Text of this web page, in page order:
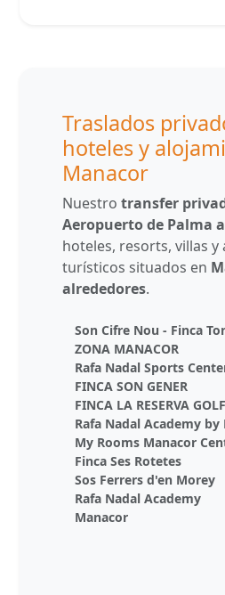
Traslados
hoteles y
Manacor
Nuestro transfer
Aeropuerto de Palma
hoteles, resorts, villas
turísticos situados en
alrededores.
Son Cifre Nou - Finca
ZONA MANACOR
Rafa Nadal Sports
FINCA SON GENER
FINCA LA RESERVA
Rafa Nadal Academy
My Rooms Manacor
Finca Ses Rotetes
Sos Ferrers d'en Morey
Rafa Nadal Academy
Manacor